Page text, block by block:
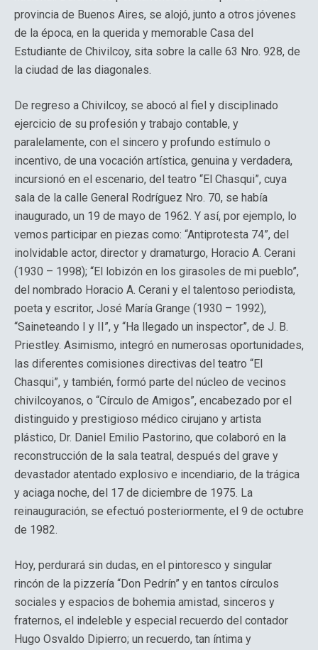
provincia de Buenos Aires, se alojó, junto a otros jóvenes
de la época, en la querida y memorable Casa del
Estudiante de Chivilcoy, sita sobre la calle 63 Nro. 928, de
la ciudad de las diagonales.
De regreso a Chivilcoy, se abocó al fiel y disciplinado
ejercicio de su profesión y trabajo contable, y
paralelamente, con el sincero y profundo estímulo o
incentivo, de una vocación artística, genuina y verdadera,
incursionó en el escenario, del teatro “El Chasqui”, cuya
sala de la calle General Rodríguez Nro. 70, se había
inaugurado, un 19 de mayo de 1962. Y así, por ejemplo, lo
vemos participar en piezas como: “Antiprotesta 74”, del
inolvidable actor, director y dramaturgo, Horacio A. Cerani
(1930 – 1998); “El lobizón en los girasoles de mi pueblo”,
del nombrado Horacio A. Cerani y el talentoso periodista,
poeta y escritor, José María Grange (1930 – 1992),
“Saineteando I y II”, y “Ha llegado un inspector”, de J. B.
Priestley. Asimismo, integró en numerosas oportunidades,
las diferentes comisiones directivas del teatro “El
Chasqui”, y también, formó parte del núcleo de vecinos
chivilcoyanos, o “Círculo de Amigos”, encabezado por el
distinguido y prestigioso médico cirujano y artista
plástico, Dr. Daniel Emilio Pastorino, que colaboró en la
reconstrucción de la sala teatral, después del grave y
devastador atentado explosivo e incendiario, de la trágica
y aciaga noche, del 17 de diciembre de 1975. La
reinauguración, se efectuó posteriormente, el 9 de octubre
de 1982.
Hoy, perdurará sin dudas, en el pintoresco y singular
rincón de la pizzería “Don Pedrín” y en tantos círculos
sociales y espacios de bohemia amistad, sinceros y
fraternos, el indeleble y especial recuerdo del contador
Hugo Osvaldo Dipierro; un recuerdo, tan íntima y